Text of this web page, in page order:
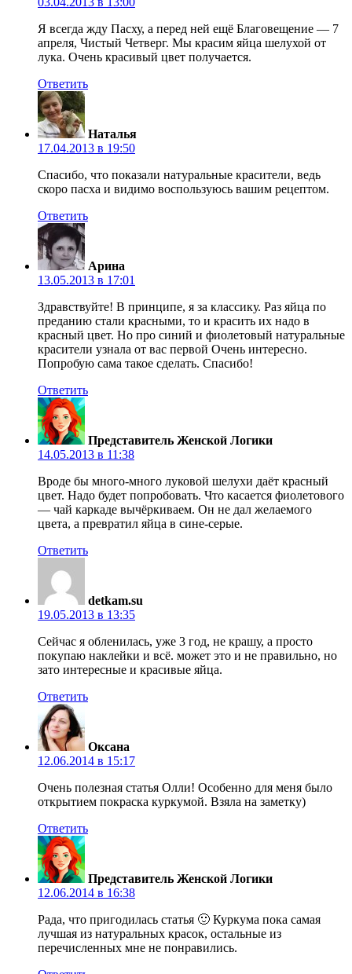
Я всегда жду Пасху, а перед ней ещё Благовещение — 7
апреля, Чистый Четверг. Мы красим яйца шелухой от
лука. Очень красивый цвет получается.
Ответить
Наталья
17.04.2013 в 19:50
Спасибо, что показали натуральные красители, ведь
скоро пасха и видимо воспользуюсь вашим рецептом.
Ответить
Арина
13.05.2013 в 17:01
Здравствуйте! В принципе, я за классику. Раз яйца по
преданию стали красными, то и красить их надо в
красный цвет. Но про синий и фиолетовый натуральные
красители узнала от вас первой Очень интересно.
Попробую сама такое сделать. Спасибо!
Ответить
Представитель Женской Логики
14.05.2013 в 11:38
Вроде бы много-много луковой шелухи даёт красный
цвет. Надо будет попробовать. Что касается фиолетового
— чай каркаде вычёркиваем. Он не дал желаемого
цвета, а превратил яйца в сине-серые.
Ответить
detkam.su
19.05.2013 в 13:35
Сейчас я обленилась, уже 3 год, не крашу, а просто
покупаю наклейки и всё. может это и не правильно, но
зато интересные и красивые яйца.
Ответить
Оксана
12.06.2014 в 15:17
Очень полезная статья Олли! Особенно для меня было
открытием покраска куркумой. Взяла на заметку)
Ответить
Представитель Женской Логики
12.06.2014 в 16:38
Рада, что пригодилась статья 🙂 Куркума пока самая
лучшая из натуральных красок, остальные из
перечисленных мне не понравились.